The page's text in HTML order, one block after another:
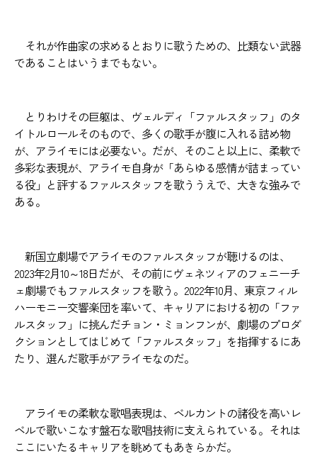
それが作曲家の求めるとおりに歌うための、比類ない武器
であることはいうまでもない。
とりわけその巨躯は、ヴェルディ「ファルスタッフ」のタ
イトルロールそのもので、多くの歌手が腹に入れる詰め物
が、アライモには必要ない。だが、そのこと以上に、柔軟で
多彩な表現が、アライモ自身が「あらゆる感情が詰まってい
る役」と評するファルスタッフを歌ううえで、大きな強みで
ある。
新国立劇場でアライモのファルスタッフが聴けるのは、
2023年2月10～18日だが、その前にヴェネツィアのフェニーチ
ェ劇場でもファルスタッフを歌う。2022年10月、東京フィル
ハーモニー交響楽団を率いて、キャリアにおける初の「ファ
ルスタッフ」に挑んだチョン・ミョンフンが、劇場のプロダ
クションとしてはじめて「ファルスタッフ」を指揮するにあ
たり、選んだ歌手がアライモなのだ。
アライモの柔軟な歌唱表現は、ベルカントの諸役を高いレ
ベルで歌いこなす盤石な歌唱技術に支えられている。それは
ここにいたるキャリアを眺めてもあきらかだ。